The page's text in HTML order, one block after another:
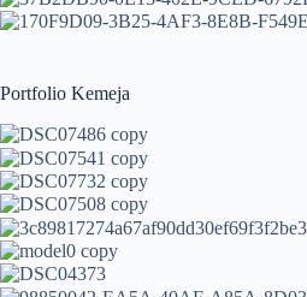
Portfolio Kemeja